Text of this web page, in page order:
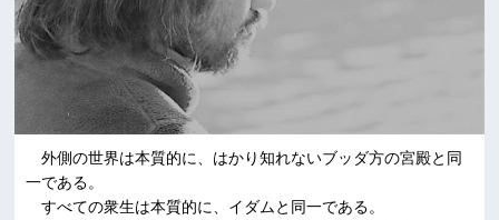
外側の世界は本質的に、はかり知れないブッダ方の宮殿と同
一である。
すべての衆生は本質的に、イダムと同一である。